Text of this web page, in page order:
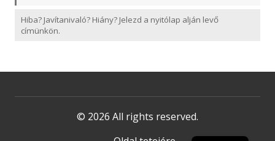
Hiba? Javítanivaló? Hiány? Jelezd a nyitólap alján levő
címünkön.
© 2026 All rights reserved.